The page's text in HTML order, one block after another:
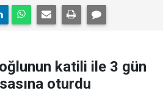
katili ile 3 gün
oturdu